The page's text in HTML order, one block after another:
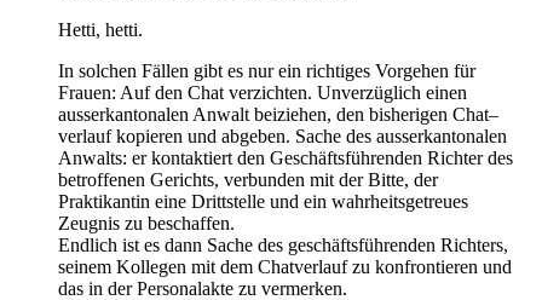
Hetti, hetti.
In solchen Fällen gibt es nur ein richtiges Vorgehen für
Frauen: Auf den Chat verzichten. Unverzüglich einen
ausserkantonalen Anwalt beiziehen, den bisherigen Chat–
verlauf kopieren und abgeben. Sache des ausserkantonalen
Anwalts: er kontaktiert den Geschäftsführenden Richter des
betroffenen Gerichts, verbunden mit der Bitte, der
Praktikantin eine Drittstelle und ein wahrheitsgetreues
Zeugnis zu beschaffen.
Endlich ist es dann Sache des geschäftsführenden Richters,
seinem Kollegen mit dem Chatverlauf zu konfrontieren und
das in der Personalakte zu vermerken.